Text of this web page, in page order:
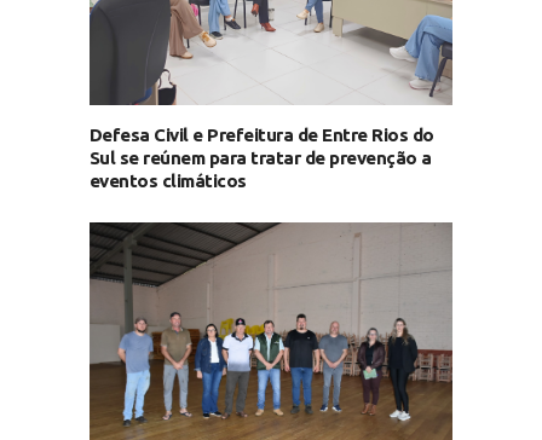
Defesa Civil e Prefeitura de Entre Rios do
Sul se reúnem para tratar de prevenção a
eventos climáticos